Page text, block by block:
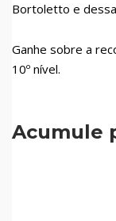
Bortoletto e
Ganhe sobre a
10º nível.
Acumule